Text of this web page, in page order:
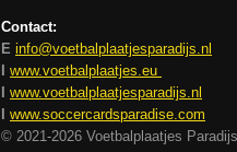
Contact:
E info@voetbalplaatjesparadijs.nl
I www.voetbalplaatjes.eu
I www.voetbalplaatjesparadijs.nl
I www.soccercardsparadise.com
© 2021-2026 Voetbalplaatjes Paradijs